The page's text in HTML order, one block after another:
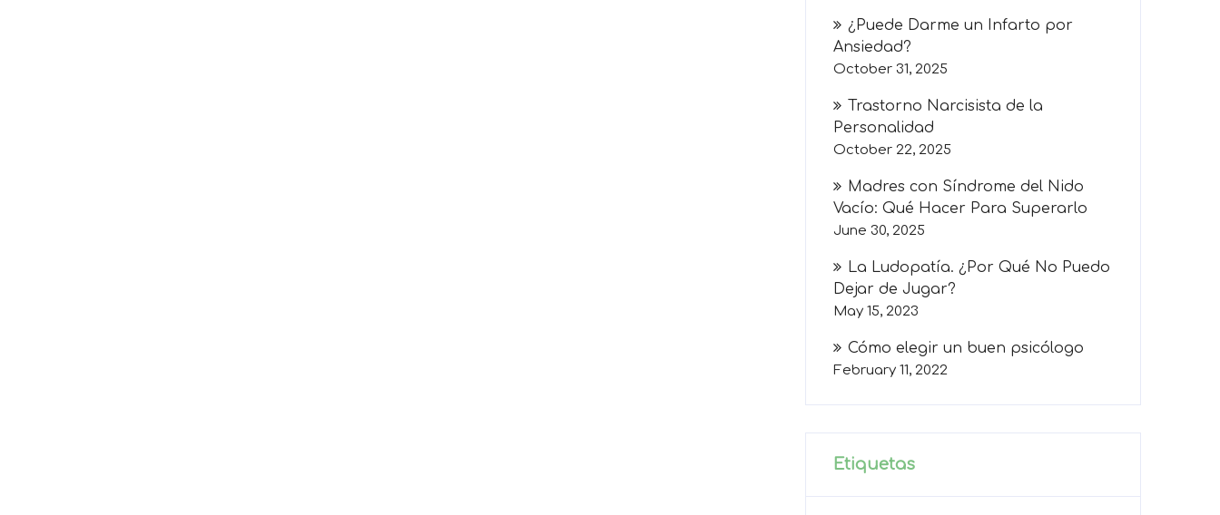
¿Puede Darme un Infarto por
Ansiedad?
October 31, 2025
Trastorno Narcisista de la
Personalidad
October 22, 2025
Madres con Síndrome del Nido
Vacío: Qué Hacer Para Superarlo
June 30, 2025
La Ludopatía. ¿Por Qué No Puedo
Dejar de Jugar?
May 15, 2023
Cómo elegir un buen psicólogo
February 11, 2022
Etiquetas